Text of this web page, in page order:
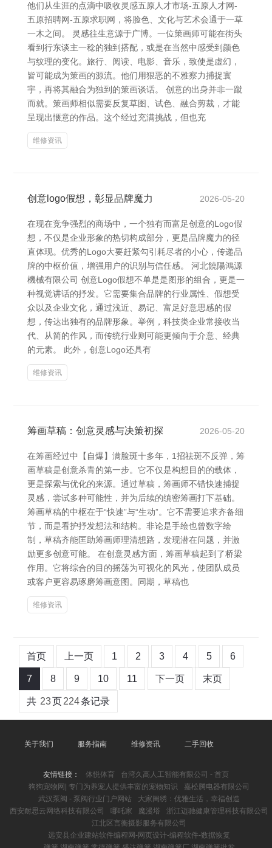
他们从生涯的点滴中吸收灵感五原人才市场-五原人才网-
五原招聘网-五原求职网，将脸色、文化与艺术会通于一草
一木之间。 灵感往生意源于广博。一位策画师可能在街头
看到行东谈主一稔的独到搭配，或是在当然中感受到颜色
与纹理的变化。旅行、阅读、电影、音乐，致使是虚幻，
皆可能成为策画的源流。他们用狠恶的不雅察力捕捉寰
宇，再将其融合为独到的策画谈话。 创意的出身并非一蹴
而就。策画师相似需要反复草图、试色、融合剪裁，才能
呈现出惬意的作品。这个经过充满挑战，但也充
维修资讯
创意logo假想，彰显品牌魔力 2026-05-20
在现在竞争强烈的商场中，一个独有而富足创意的Logo假
想，不仅是企业形象的热切构成部分，更是品牌魔力的径
直体现。优秀的Logo大要赶紧勾引耗尽者的小心，传递品
牌的中枢价值，增强用户的识别与信任感。 河北饒陽鴻源
機械有限公司 创意Logo假想不单是是图形的组合，更是一
种视觉讲话的抒发。它需要集合品牌的行业属性、假想受
众以及企业文化，通过浅近、易记、富足好意思感的假
想，传达出独有的品牌形象。举例，科技类企业常接收当
代、从简的作风，而传统行业则可能更倾向于介意、经典
的元素。 此外，创意Logo还具有
维修资讯
筹画草稿：创意灵感与决策初探 2026-05-20
在筹画经过中【自爆】满脸斑十多年，1招祛斑不反弹，筹
画草稿是创意杀青的第一步。它不仅是构想目的的载体，
更是探索与优化的来源。通过草稿，筹画师不错快速捕捉
灵感，尝试多种可能性，并为后续的缜密筹画打下基础。
筹画草稿的中枢在于“快速”与“生动”。它不需要追求齐备细
节，而是看护抒发想法和结构。非论是手绘也曾数字绘
制，草稿齐能匡助筹画师理清想路，发现潜在问题，并激
励更多创意可能。 在创意灵感方面，筹画草稿起到了桥梁
作用。它将综合的目的摇荡为可视化的风光，使团队成员
或客户更容易琢磨筹画意图。同期，草稿也
维修资讯
首页 上一页 1 2 3 4 5 6
7 8 9 10 11 下一页 末页
共 23页224条记录
关于我们 服务指南 维修资讯 二手回收
友情链接： 体悦体育
台湾久高人工智能有限公司 - 首页
狗狗宠物网| 专门为养宠人提供丰富的宠物知识
嘉松腾电器有限公司
武汉泵阀 - 泵阀行业门户网站
大家闺绣：优雅生活，幸福创造
西安耐思云网络科技有限公司
哪吒家 魔漫塔
浙江迈驰健康管理科技有限公司
江北区言衡摄影服务有限公司
远安县企业建站软件编程网-网页设计-编程软件-数据恢复